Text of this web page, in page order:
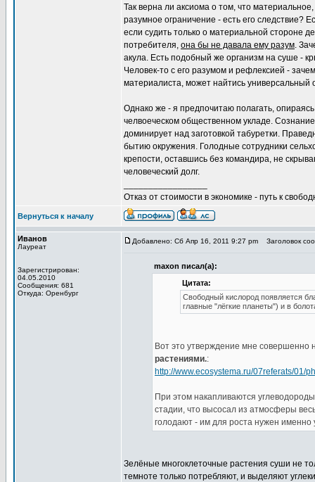
Так верна ли аксиома о том, что
разумное ограничение - есть его следствие?
если судить только о материальной стороне
потребителя, она бы не давала ему разум.
акула. Есть подобный же организм на суше -
Человек-то с его разумом и рефлексией -
материалиста, может найтись
Однако же - я предпочитаю полагать,
челвоеческом общественном укладе.
доминирует над заготовкой табуретки.
бытию окружения. Голодные сотрудники
крепости, оставшись без командира, не
человеческий долг.
Отказ от стоимости в экономике - путь к
Вернуться к началу
Иванов
Лауреат
Зарегистрирован:
04.05.2010
Сообщения: 681
Откуда: Оренбург
Добавлено: Сб Апр 16, 2011 9:27 pm Заголовок
maxon писал(а):
Цитата:
Свободный кислород появляется
главные "лёгкие планеты") и в
Вот это утверждение мне совершенно
растениями.:
http://www.ecosystema.ru/07referats/01/
При этом накапливаются
стадии, что высосал из атмосферы
голодают - им для роста нужен именно
Зелёные многоклеточные растения суши не
темноте только потребляют, и выделяют